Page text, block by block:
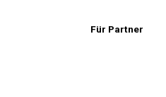
Für Partner